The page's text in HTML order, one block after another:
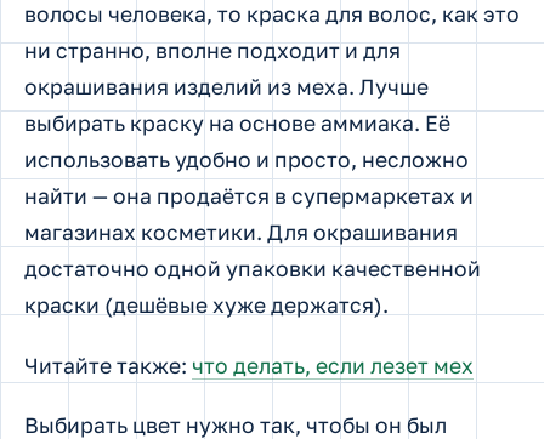
волосы человека, то краска для волос, как это
ни странно, вполне подходит и для
окрашивания изделий из меха. Лучше
выбирать краску на основе аммиака. Её
использовать удобно и просто, несложно
найти — она продаётся в супермаркетах и
магазинах косметики. Для окрашивания
достаточно одной упаковки качественной
краски (дешёвые хуже держатся).
Читайте также: что делать, если лезет мех
Выбирать цвет нужно так, чтобы он был